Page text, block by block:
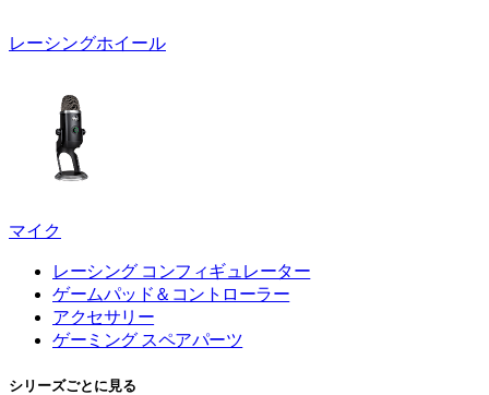
レーシングホイール
マイク
レーシング コンフィギュレーター
ゲームパッド＆コントローラー
アクセサリー
ゲーミング スペアパーツ
シリーズごとに見る